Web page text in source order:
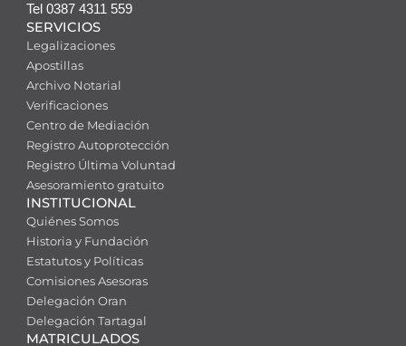
Tel 0387 4311 559
SERVICIOS
Legalizaciones
Apostillas
Archivo Notarial
Verificaciones
Centro de Mediación
Registro Autoprotección
Registro Última Voluntad
Asesoramiento gratuito
INSTITUCIONAL
Quiénes Somos
Historia y Fundación
Estatutos y Políticas
Comisiones Asesoras
Delegación Oran
Delegación Tartagal
MATRICULADOS